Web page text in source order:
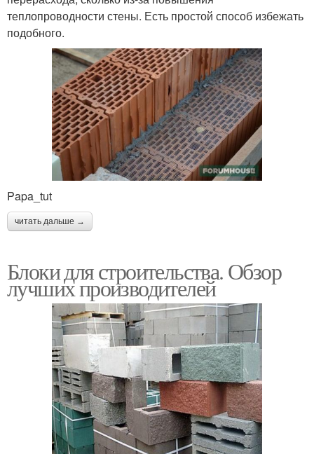
теплопроводности стены. Есть простой способ избежать
подобного.
Papa_tut
читать дальше →
Блоки для строительства. Обзор
лучших производителей